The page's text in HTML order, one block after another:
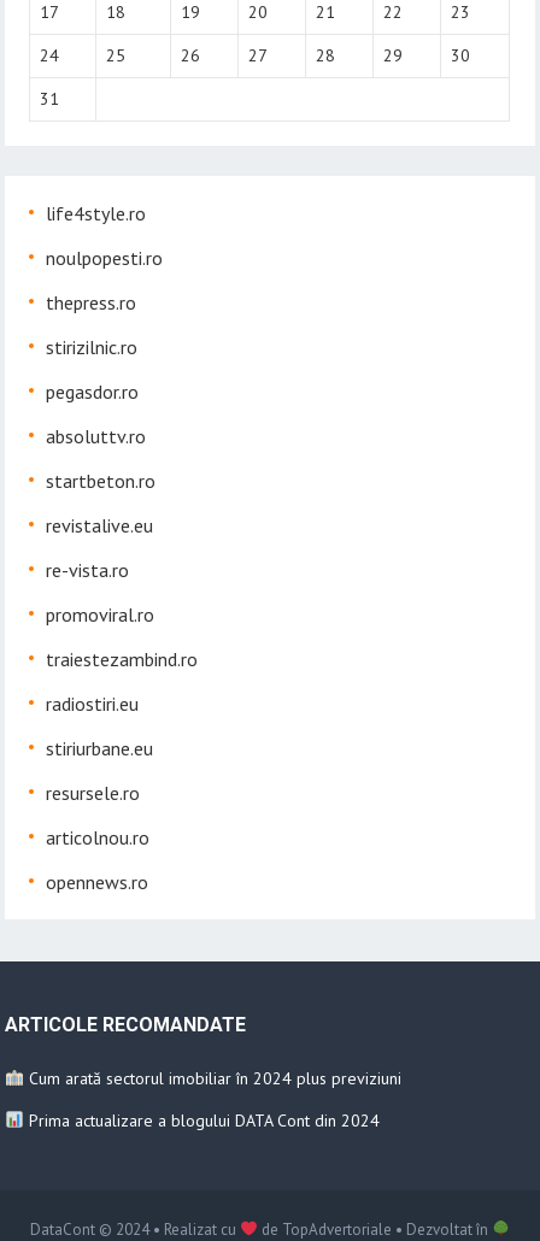
17
18 19 20 21 22
23
24
25 26 27 28 29
30
31
life4style.ro
noulpopesti.ro
thepress.ro
stirizilnic.ro
pegasdor.ro
absoluttv.ro
startbeton.ro
revistalive.eu
re-vista.ro
promoviral.ro
traiestezambind.ro
radiostiri.eu
stiriurbane.eu
resursele.ro
articolnou.ro
opennews.ro
ARTICOLE RECOMANDATE
Cum arată sectorul imobiliar în 2024 plus previziuni
Prima actualizare a blogului DATA Cont din 2024
DataCont © 2024 • Realizat cu de TopAdvertoriale • Dezvoltat în